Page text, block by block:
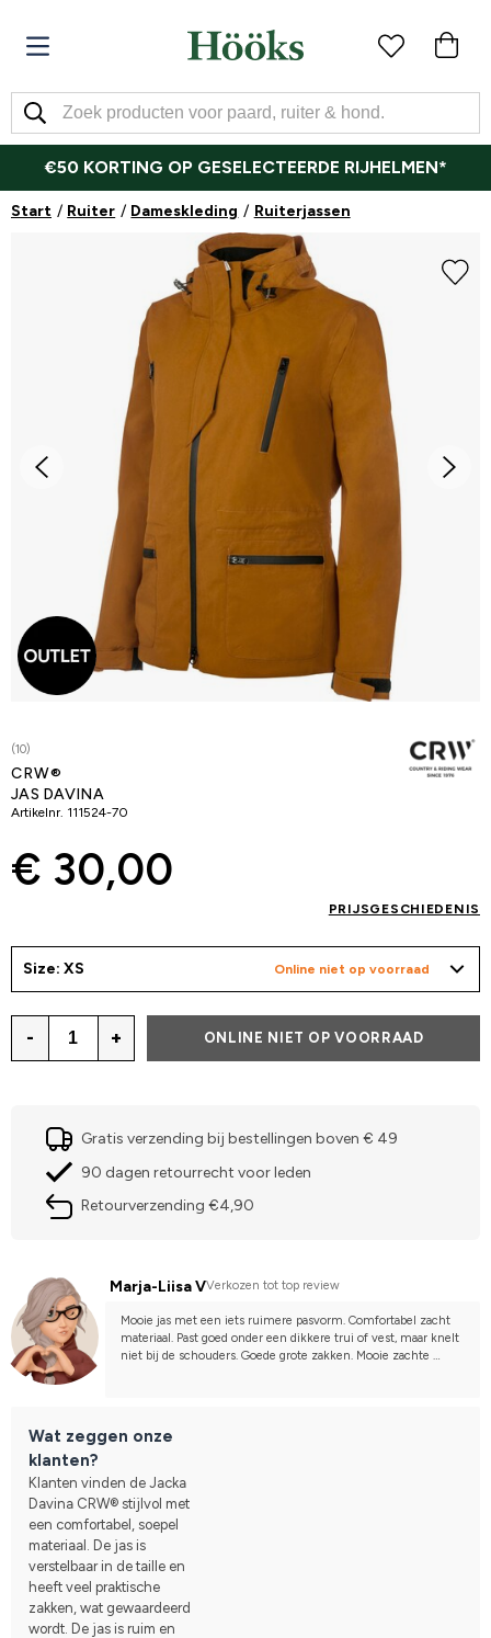
€50 KORTING OP GESELECTEERDE RIJHELMEN*
Start Ruiter Dameskleding Ruiterjassen
(10)
CRW®
JAS DAVINA
Artikelnr. 111524-70
€ 30,00
PRIJSGESCHIEDENIS
Size: XS Online niet op voorraad
- + ONLINE NIET OP VOORRAAD
Gratis verzending bij bestellingen boven € 49
90 dagen retourrecht voor leden
Retourverzending €4,90
Marja-Liisa VVerkozen tot top review
Mooie jas met een iets ruimere pasvorm. Comfortabel zacht
materiaal. Past goed onder een dikkere trui of vest, maar knelt
niet bij de schouders. Goede grote zakken. Mooie zachte
Wat zeggen onze
klanten?
Klanten vinden de Jacka
Davina CRW® stijlvol met
een comfortabel, soepel
materiaal. De jas is
verstelbaar in de taille en
heeft veel praktische
zakken, wat gewaardeerd
wordt. De jas is ruim en